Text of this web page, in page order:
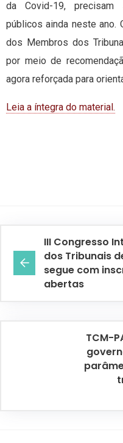
da Covid-19,
públicos ainda neste ano.
dos Membros dos
por meio de
agora reforçada para
Leia a íntegra do material.
III Congresso
dos Tribunais
segue com
abertas
TCM-